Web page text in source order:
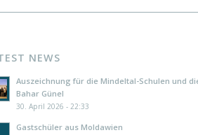
NEWS
Auszeichnung für die Mindeltal-Schulen und
Bahar Günel
30. April 2026 - 22:33
Gastschüler aus Moldawien